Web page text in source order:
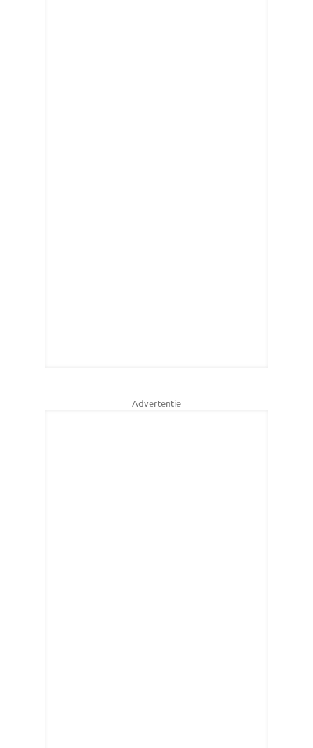
Advertentie